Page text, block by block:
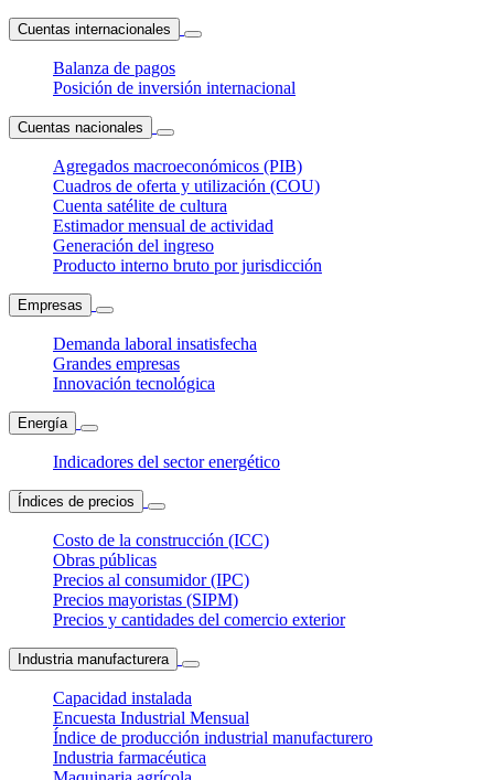
Cuentas internacionales
Balanza de pagos
Posición de inversión internacional
Cuentas nacionales
Agregados macroeconómicos (PIB)
Cuadros de oferta y utilización (COU)
Cuenta satélite de cultura
Estimador mensual de actividad
Generación del ingreso
Producto interno bruto por jurisdicción
Empresas
Demanda laboral insatisfecha
Grandes empresas
Innovación tecnológica
Energía
Indicadores del sector energético
Índices de precios
Costo de la construcción (ICC)
Obras públicas
Precios al consumidor (IPC)
Precios mayoristas (SIPM)
Precios y cantidades del comercio exterior
Industria manufacturera
Capacidad instalada
Encuesta Industrial Mensual
Índice de producción industrial manufacturero
Industria farmacéutica